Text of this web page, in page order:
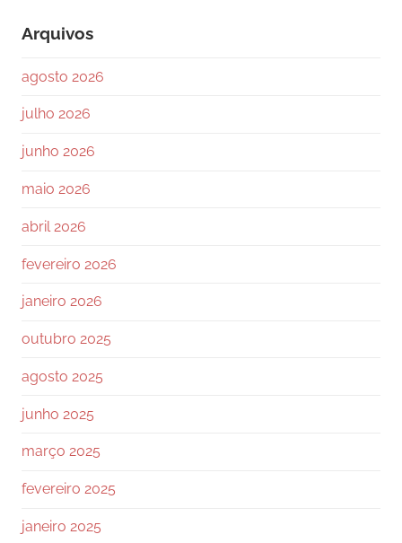
Arquivos
agosto 2026
julho 2026
junho 2026
maio 2026
abril 2026
fevereiro 2026
janeiro 2026
outubro 2025
agosto 2025
junho 2025
março 2025
fevereiro 2025
janeiro 2025